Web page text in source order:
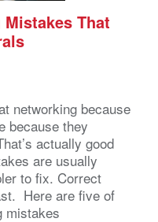
That
networking because
because they
actually good
are usually
to fix. Correct
Here are five of
mistakes